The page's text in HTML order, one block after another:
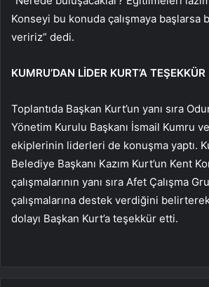
Konseyi bu konuda çalışmaya başlarsa
veririz” dedi.
KUMRU’DAN LİDER KURT’A TEŞEKKÜR
Toplantıda Başkan Kurt’un yanı sıra
Yönetim Kurulu Başkanı İsmail Kumru
ekiplerinin liderleri de konuşma yaptı.
Belediye Başkanı Kazım Kurt’un Kent
çalışmalarının yanı sıra Afet Çalışma
çalışmalarına destek verdiğini
dolayı Başkan Kurt’a teşekkür etti.